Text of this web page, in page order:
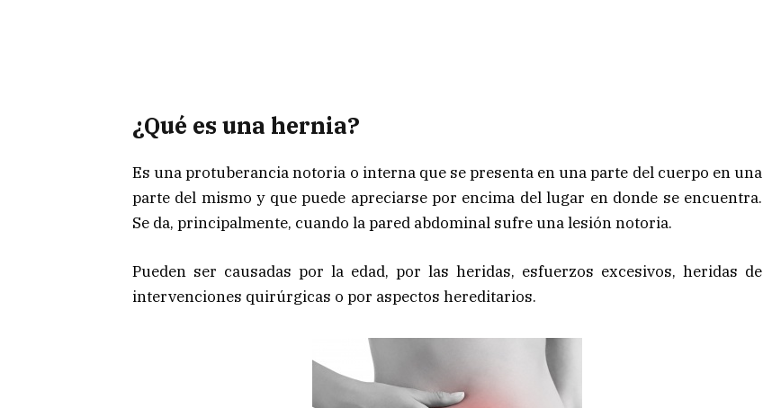
¿Qué es una hernia?
Es una protuberancia notoria o interna que se presenta en una parte del cuerpo en una
parte del mismo y que puede apreciarse por encima del lugar en donde se encuentra.
Se da, principalmente, cuando la pared abdominal sufre una lesión notoria.
Pueden ser causadas por la edad, por las heridas, esfuerzos excesivos, heridas de
intervenciones quirúrgicas o por aspectos hereditarios.